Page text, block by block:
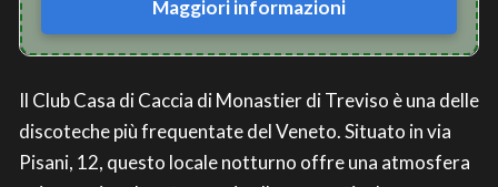
Maggiori informazioni
Il Club Casa di Caccia di Monastier di Treviso è una delle
discoteche più frequentate del Veneto. Situato in via
Pisani, 12, questo locale notturno offre una atmosfera